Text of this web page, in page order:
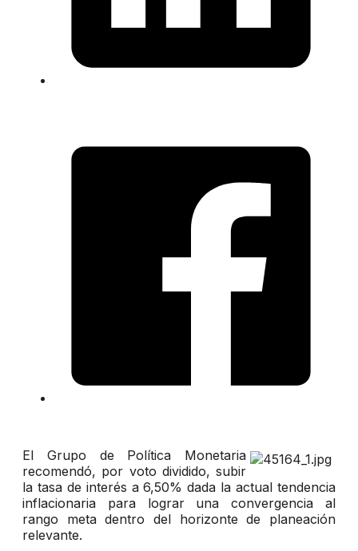
El Grupo de Política Monetaria
recomendó, por voto dividido, subir
la tasa de interés a 6,50% dada la actual tendencia
inflacionaria para lograr una convergencia al
rango meta dentro del horizonte de planeación
relevante.